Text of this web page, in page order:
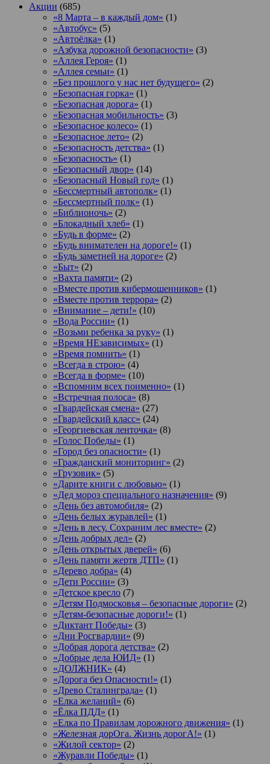
Акции (685)
«8 Марта – в каждый дом» (1)
«Автобус» (5)
«Автоёлка» (1)
«Азбука дорожной безопасности» (3)
«Аллея Героя» (1)
«Аллея семьи» (1)
«Без прошлого у нас нет будущего» (2)
«Безопасная горка» (1)
«Безопасная дорога» (1)
«Безопасная мобильность» (3)
«Безопасное колесо» (1)
«Безопасное лето» (2)
«Безопасность детства» (1)
«Безопасность» (1)
«Безопасный двор» (14)
«Безопасный Новый год» (1)
«Бессмертный автополк» (1)
«Бессмертный полк» (1)
«Библионочь» (2)
«Блокадный хлеб» (1)
«Будь в форме» (2)
«Будь внимателен на дороге!» (1)
«Будь заметней на дороге» (2)
«Быт» (2)
«Вахта памяти» (2)
«Вместе против кибермошенников» (1)
«Вместе против террора» (2)
«Внимание – дети!» (10)
«Вода России» (1)
«Возьми ребенка за руку» (1)
«Время НЕзависимых» (1)
«Время помнить» (1)
«Всегда в строю» (4)
«Всегда в форме» (10)
«Вспомним всех поименно» (1)
«Встречная полоса» (8)
«Гвардейская смена» (27)
«Гвардейский класс» (24)
«Георгиевская ленточка» (8)
«Голос Победы» (1)
«Город без опасности» (1)
«Гражданский мониторинг» (2)
«Грузовик» (5)
«Дарите книги с любовью» (1)
«Дед мороз специального назначения» (9)
«День без автомобиля» (2)
«День белых журавлей» (1)
«День в лесу. Сохраним лес вместе» (2)
«День добрых дел» (2)
«День открытых дверей» (6)
«День памяти жертв ДТП» (1)
«Дерево добра» (4)
«Дети России» (3)
«Детское кресло (7)
«Детям Подмосковья – безопасные дороги» (2)
«Детям-безопасные дороги!» (1)
«Диктант Победы» (3)
«Дни Росгвардии» (9)
«Добрая дорога детства» (2)
«Добрые дела ЮИД» (1)
«ДОЛЖНИК» (4)
«Дорога без Опасности!» (1)
«Древо Сталинграда» (1)
«Елка желаний» (6)
«Ёлка ПДД» (1)
«Елка по Правилам дорожного движения» (1)
«Железная дорОга. Жизнь дорогА!» (1)
«Жилой сектор» (2)
«Журавли Победы» (1)